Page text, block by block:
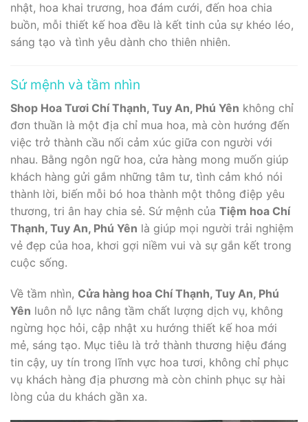
nhật, hoa khai trương, hoa đám cưới, đến hoa chia
buồn, mỗi thiết kế hoa đều là kết tinh của sự khéo léo,
sáng tạo và tình yêu dành cho thiên nhiên.
Sứ mệnh và tầm nhìn
Shop Hoa Tươi Chí Thạnh, Tuy An, Phú Yên không chỉ
đơn thuần là một địa chỉ mua hoa, mà còn hướng đến
việc trở thành cầu nối cảm xúc giữa con người với
nhau. Bằng ngôn ngữ hoa, cửa hàng mong muốn giúp
khách hàng gửi gắm những tâm tư, tình cảm khó nói
thành lời, biến mỗi bó hoa thành một thông điệp yêu
thương, tri ân hay chia sẻ. Sứ mệnh của Tiệm hoa Chí
Thạnh, Tuy An, Phú Yên là giúp mọi người trải nghiệm
vẻ đẹp của hoa, khơi gợi niềm vui và sự gắn kết trong
cuộc sống.
Về tầm nhìn, Cửa hàng hoa Chí Thạnh, Tuy An, Phú
Yên luôn nỗ lực nâng tầm chất lượng dịch vụ, không
ngừng học hỏi, cập nhật xu hướng thiết kế hoa mới
mẻ, sáng tạo. Mục tiêu là trở thành thương hiệu đáng
tin cậy, uy tín trong lĩnh vực hoa tươi, không chỉ phục
vụ khách hàng địa phương mà còn chinh phục sự hài
lòng của du khách gần xa.